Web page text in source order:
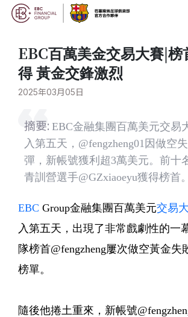
EBC百萬美金交易大賽|榜
得 黃金交鋒激烈
2025年03月05日
摘要: EBC金融集團百萬美元交易
入第五天，@fengzheng01因做空
彈，新帳號獲利超3萬美元。前十
青訓營選手@GZxiaoeyu獲得榜首。
EBC Group金融集團百萬美元交易
入第五天，出現了非常戲劇性的一
隊榜首@fengzheng屢次做空黃金失
榜單。
隨後他捲土重來，新帳號